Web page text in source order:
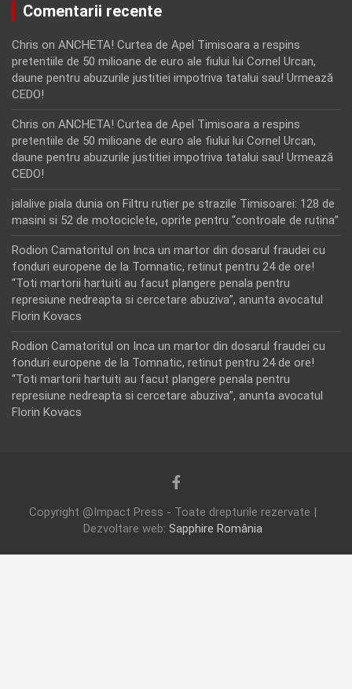
Comentarii recente
Chris on ANCHETA! Curtea de Apel Timisoara a respins
pretentiile de 50 milioane de euro ale fiului lui Cornel Urcan,
daune pentru abuzurile justitiei impotriva tatalui sau! Urmează
CEDO!
Chris on ANCHETA! Curtea de Apel Timisoara a respins
pretentiile de 50 milioane de euro ale fiului lui Cornel Urcan,
daune pentru abuzurile justitiei impotriva tatalui sau! Urmează
CEDO!
jalalive piala dunia on Filtru rutier pe strazile Timisoarei: 128 de
masini si 52 de motociclete, oprite pentru “controale de rutina”
Rodion Camatoritul on Inca un martor din dosarul fraudei cu
fonduri europene de la Tomnatic, retinut pentru 24 de ore!
“Toti martorii hartuiti au facut plangere penala pentru
represiune nedreapta si cercetare abuziva”, anunta avocatul
Florin Kovacs
Rodion Camatoritul on Inca un martor din dosarul fraudei cu
fonduri europene de la Tomnatic, retinut pentru 24 de ore!
“Toti martorii hartuiti au facut plangere penala pentru
represiune nedreapta si cercetare abuziva”, anunta avocatul
Florin Kovacs
Copyright @Impact Press - Toate drepturile rezervate |
Dezvoltare web: Sapphire România